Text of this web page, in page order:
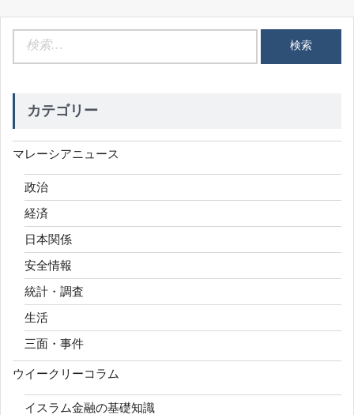
ン
カテゴリー
マレーシアニュース
政治
経済
日本関係
安全情報
統計・調査
生活
三面・事件
ウイークリーコラム
イスラム金融の基礎知識